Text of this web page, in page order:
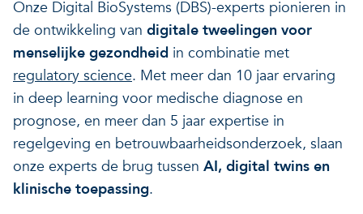
Onze Digital BioSystems (DBS)-experts pionieren in
de ontwikkeling van digitale tweelingen voor
menselijke gezondheid in combinatie met
regulatory science. Met meer dan 10 jaar ervaring
in deep learning voor medische diagnose en
prognose, en meer dan 5 jaar expertise in
regelgeving en betrouwbaarheidsonderzoek, slaan
onze experts de brug tussen AI, digital twins en
klinische toepassing.